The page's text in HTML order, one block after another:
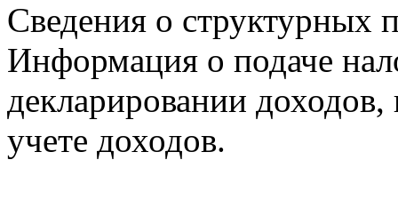
Сведения о структурных
Информация о подаче
декларировании доходов,
учете доходов.